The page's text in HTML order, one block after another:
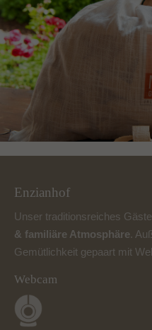
Enzianhof
Unser traditionsreiches
& familiäre Atmosphäre.
Gemütlichkeit gepaart mit
Webcam